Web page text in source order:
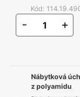
Kód:
- +
Nábytková
z polyamidu